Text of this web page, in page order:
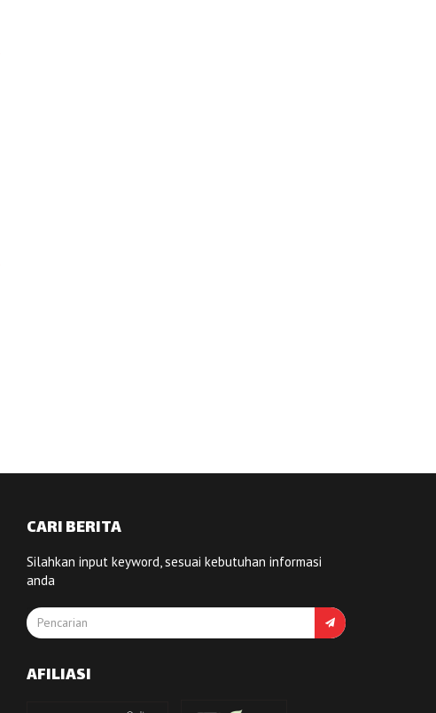
CARI BERITA
Silahkan input keyword, sesuai kebutuhan informasi
anda
AFILIASI